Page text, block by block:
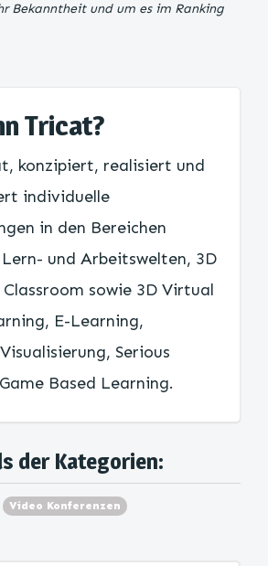
Bekanntheit und um es im Ranking
Tricat?
konzipiert, realisiert und
individuelle
in den Bereichen
und Arbeitswelten, 3D
sowie 3D Virtual
E-Learning,
Serious
Based Learning.
der Kategorien:
Video Konferenzen